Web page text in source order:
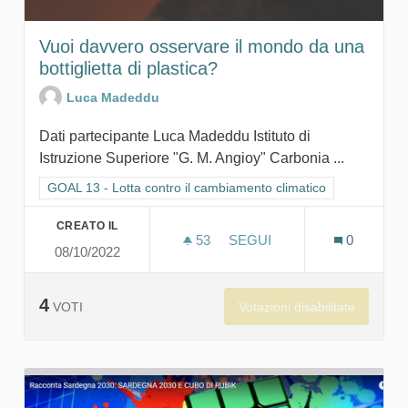
Vuoi davvero osservare il mondo da una
bottiglietta di plastica?
Luca Madeddu
Dati partecipante Luca Madeddu Istituto di
Istruzione Superiore "G. M. Angioy" Carbonia ...
Filtra i risultati per categoria: GOAL 13 - Lotta contro il
GOAL 13 - Lotta contro il cambiamento climatico
CREATO IL
08/10/2022
53 53 SOSTENITORI
SEGUI
0
4 VOTI Votazioni disabilitate